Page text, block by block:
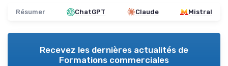
Résumer ChatGPT Claude Mistral
Recevez les dernières actualités de
Formations commerciales